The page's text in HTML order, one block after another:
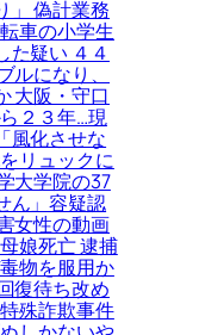
」 偽計業務
車の小学生
た疑い ４４
になり、
大阪・守口
２３年…現
風化させな
リュックに
大学院の37
ん」容疑認
女性の動画
娘死亡 逮捕
物を服用か
復待ち改め
殊詐欺事件